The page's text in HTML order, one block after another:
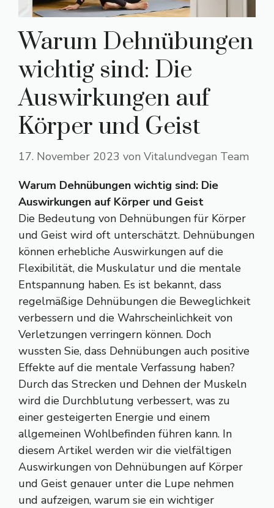
Warum Dehnübungen
wichtig sind: Die
Auswirkungen auf
Körper und Geist
17. November 2023 von Vitalundvegan Team
Warum Dehnübungen wichtig sind: Die
Auswirkungen auf Körper und Geist
Die Bedeutung von Dehnübungen für Körper
und Geist wird oft unterschätzt. Dehnübungen
können erhebliche Auswirkungen auf die
Flexibilität, die Muskulatur und die mentale
Entspannung haben. Es ist bekannt, dass
regelmäßige Dehnübungen die Beweglichkeit
verbessern und die Wahrscheinlichkeit von
Verletzungen verringern können. Doch
wussten Sie, dass Dehnübungen auch positive
Effekte auf die mentale Verfassung haben?
Durch das Strecken und Dehnen der Muskeln
wird die Durchblutung verbessert, was zu
einer gesteigerten Energie und einem
allgemeinen Wohlbefinden führen kann. In
diesem Artikel werden wir die vielfältigen
Auswirkungen von Dehnübungen auf Körper
und Geist genauer unter die Lupe nehmen
und aufzeigen, warum sie ein wichtiger